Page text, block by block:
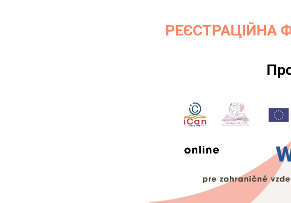
РЕЄСТРАЦІЙНА